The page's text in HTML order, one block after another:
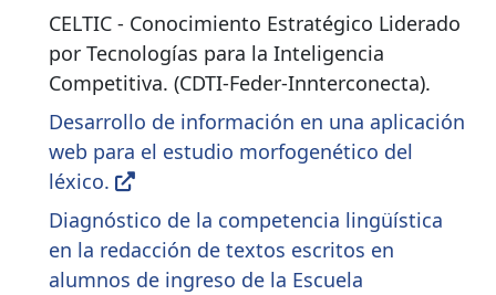
CELTIC - Conocimiento Estratégico Liderado
por Tecnologías para la Inteligencia
Competitiva. (CDTI-Feder-Innterconecta).
Desarrollo de información en una aplicación
web para el estudio morfogenético del
léxico.
Diagnóstico de la competencia lingüística
en la redacción de textos escritos en
alumnos de ingreso de la Escuela